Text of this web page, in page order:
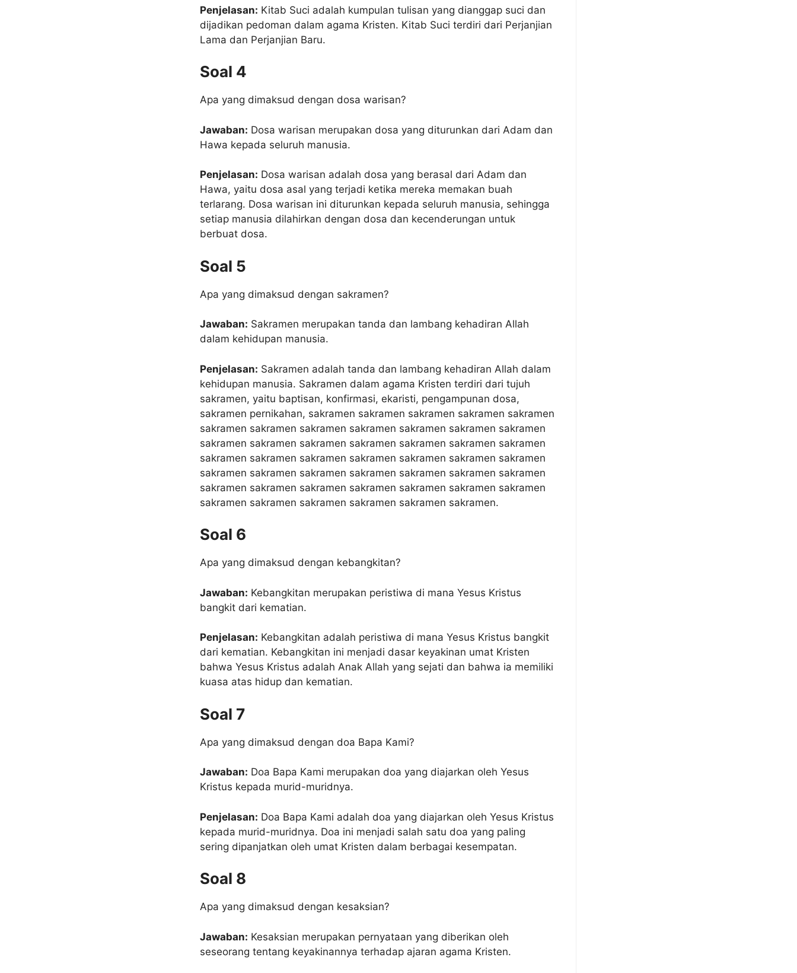
Penjelasan: Kitab Suci adalah kumpulan tulisan yang dianggap suci dan
dijadikan pedoman dalam agama Kristen. Kitab Suci terdiri dari Perjanjian
Lama dan Perjanjian Baru.
Soal 4
Apa yang dimaksud dengan dosa warisan?
Jawaban: Dosa warisan merupakan dosa yang diturunkan dari Adam dan
Hawa kepada seluruh manusia.
Penjelasan: Dosa warisan adalah dosa yang berasal dari Adam dan
Hawa, yaitu dosa asal yang terjadi ketika mereka memakan buah
terlarang. Dosa warisan ini diturunkan kepada seluruh manusia, sehingga
setiap manusia dilahirkan dengan dosa dan kecenderungan untuk
berbuat dosa.
Soal 5
Apa yang dimaksud dengan sakramen?
Jawaban: Sakramen merupakan tanda dan lambang kehadiran Allah
dalam kehidupan manusia.
Penjelasan: Sakramen adalah tanda dan lambang kehadiran Allah dalam
kehidupan manusia. Sakramen dalam agama Kristen terdiri dari tujuh
sakramen, yaitu baptisan, konfirmasi, ekaristi, pengampunan dosa,
sakramen pernikahan, sakramen sakramen sakramen sakramen sakramen
sakramen sakramen sakramen sakramen sakramen sakramen sakramen
sakramen sakramen sakramen sakramen sakramen sakramen sakramen
sakramen sakramen sakramen sakramen sakramen sakramen sakramen
sakramen sakramen sakramen sakramen sakramen sakramen sakramen
sakramen sakramen sakramen sakramen sakramen sakramen sakramen
sakramen sakramen sakramen sakramen sakramen sakramen.
Soal 6
Apa yang dimaksud dengan kebangkitan?
Jawaban: Kebangkitan merupakan peristiwa di mana Yesus Kristus
bangkit dari kematian.
Penjelasan: Kebangkitan adalah peristiwa di mana Yesus Kristus bangkit
dari kematian. Kebangkitan ini menjadi dasar keyakinan umat Kristen
bahwa Yesus Kristus adalah Anak Allah yang sejati dan bahwa ia memiliki
kuasa atas hidup dan kematian.
Soal 7
Apa yang dimaksud dengan doa Bapa Kami?
Jawaban: Doa Bapa Kami merupakan doa yang diajarkan oleh Yesus
Kristus kepada murid-muridnya.
Penjelasan: Doa Bapa Kami adalah doa yang diajarkan oleh Yesus Kristus
kepada murid-muridnya. Doa ini menjadi salah satu doa yang paling
sering dipanjatkan oleh umat Kristen dalam berbagai kesempatan.
Soal 8
Apa yang dimaksud dengan kesaksian?
Jawaban: Kesaksian merupakan pernyataan yang diberikan oleh
seseorang tentang keyakinannya terhadap ajaran agama Kristen.